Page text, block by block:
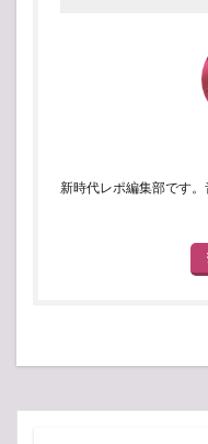
新時代レポ編集部です。